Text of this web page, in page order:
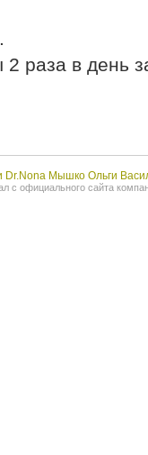
2 раза в день
Dr.Nona Мышко Ольги
с официального сайта